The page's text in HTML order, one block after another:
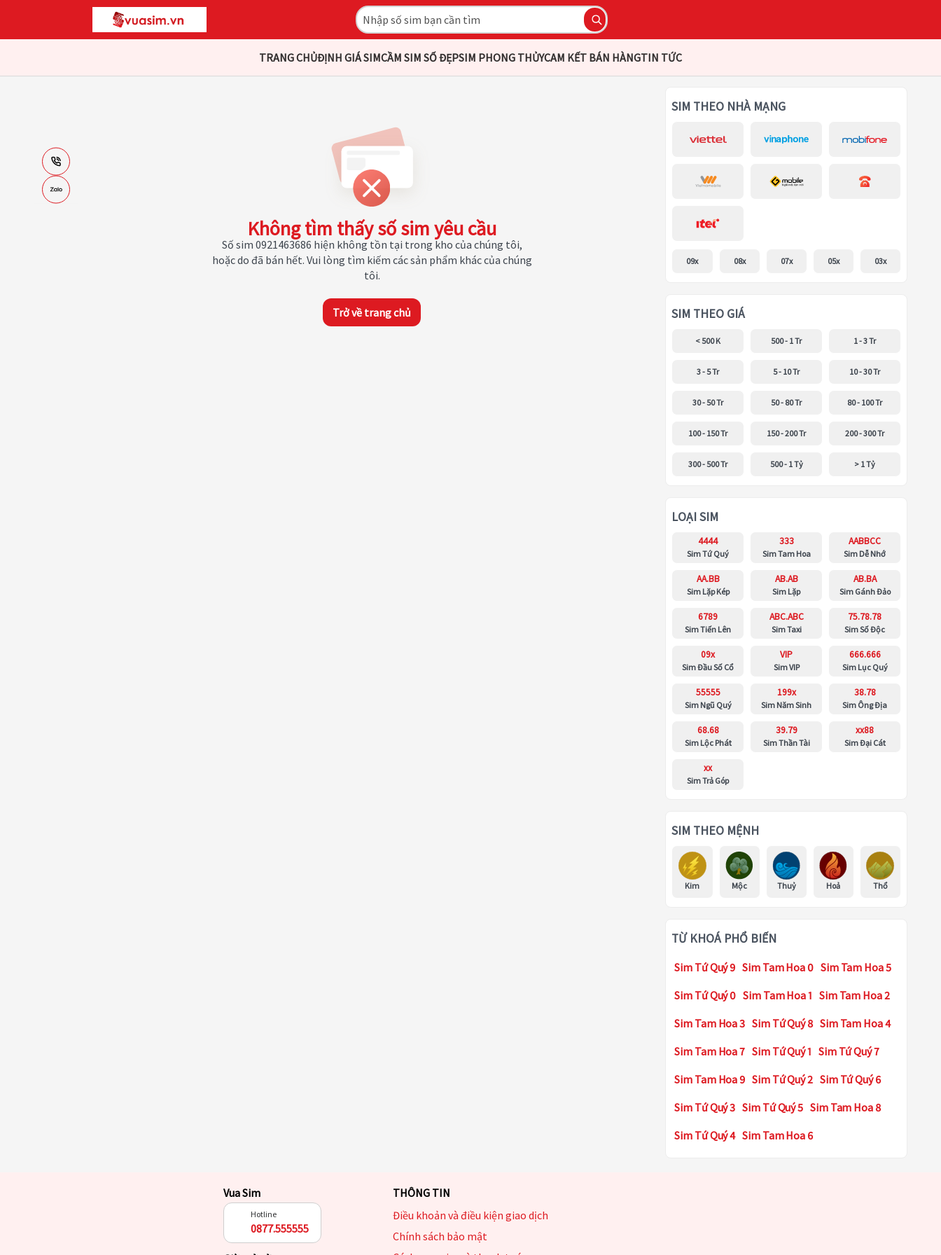
TRANG CHỦĐỊNH GIÁ SIMCẦM SIM SỐ ĐẸPSIM PHONG THỦYCAM KẾT BÁN HÀNGTIN TỨC
Không tìm thấy số sim yêu cầu
Số sim 0921463686 hiện không tồn tại trong kho của chúng tôi,
hoặc do đã bán hết. Vui lòng tìm kiếm các sản phẩm khác của chúng
tôi.
Trở về trang chủ
SIM THEO NHÀ MẠNG
09x 08x 07x 05x 03x
SIM THEO GIÁ
< 500 K 500 - 1 Tr 1 - 3 Tr
3 - 5 Tr 5 - 10 Tr 10 - 30 Tr
30 - 50 Tr 50 - 80 Tr 80 - 100 Tr
100 - 150 Tr 150 - 200 Tr 200 - 300 Tr
300 - 500 Tr 500 - 1 Tỷ > 1 Tỷ
LOẠI SIM
4444
Sim Tứ Quý
333
Sim Tam Hoa
AABBCC
Sim Dễ Nhớ
AA.BB
Sim Lặp Kép
AB.AB
Sim Lặp
AB.BA
Sim Gánh Đảo
6789
Sim Tiến Lên
ABC.ABC
Sim Taxi
75.78.78
Sim Số Độc
09x
Sim Đầu Số Cổ
VIP
Sim VIP
666.666
Sim Lục Quý
55555
Sim Ngũ Quý
199x
Sim Năm Sinh
38.78
Sim Ông Địa
68.68
Sim Lộc Phát
39.79
Sim Thần Tài
xx88
Sim Đại Cát
xx
Sim Trả Góp
SIM THEO MỆNH
Kim Mộc Thuỷ Hoả Thổ
TỪ KHOÁ PHỔ BIẾN
Sim Tứ Quý 9 Sim Tam Hoa 0 Sim Tam Hoa 5
Sim Tứ Quý 0 Sim Tam Hoa 1 Sim Tam Hoa 2
Sim Tam Hoa 3 Sim Tứ Quý 8 Sim Tam Hoa 4
Sim Tam Hoa 7 Sim Tứ Quý 1 Sim Tứ Quý 7
Sim Tam Hoa 9 Sim Tứ Quý 2 Sim Tứ Quý 6
Sim Tứ Quý 3 Sim Tứ Quý 5 Sim Tam Hoa 8
Sim Tứ Quý 4 Sim Tam Hoa 6
Vua Sim
Hotline
0877.555555
THÔNG TIN
Điều khoản và điều kiện giao dịch
Chính sách bảo mật